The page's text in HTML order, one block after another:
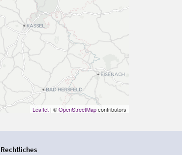
Leaflet| ©OpenStreetMapcontributors
Rechtliches